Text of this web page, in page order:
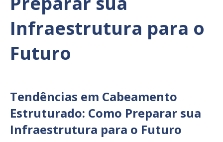
Infraestrutura para o
Futuro
Tendências em Cabeamento
Estruturado: Como Preparar sua
Infraestrutura para o Futuro